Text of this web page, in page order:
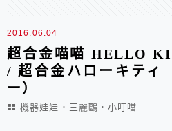
2016.06.04
超合金喵喵 HELLO
/ 超合金ハローキティ
ー）
機器娃娃．三麗鷗．小叮噹